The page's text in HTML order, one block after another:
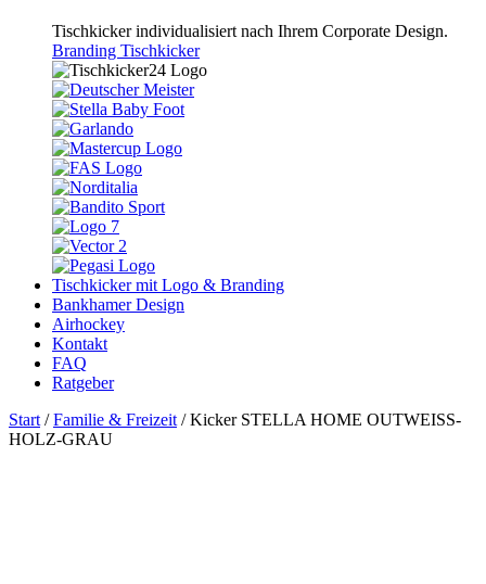
Tischkicker individualisiert nach Ihrem Corporate Design.
Branding Tischkicker
Tischkicker mit Logo & Branding
Bankhamer Design
Airhockey
Kontakt
FAQ
Ratgeber
Start /Familie & Freizeit / Kicker STELLA HOME OUTWEISS-
HOLZ-GRAU